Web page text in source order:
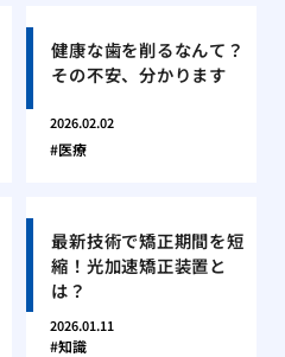
健康な歯を削るなんて？
その不安、分かります
2026.02.02
医療
最新技術で矯正期間を短
縮！光加速矯正装置と
は？
2026.01.11
知識